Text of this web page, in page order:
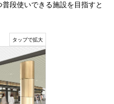
段使いできる施設を目指すと